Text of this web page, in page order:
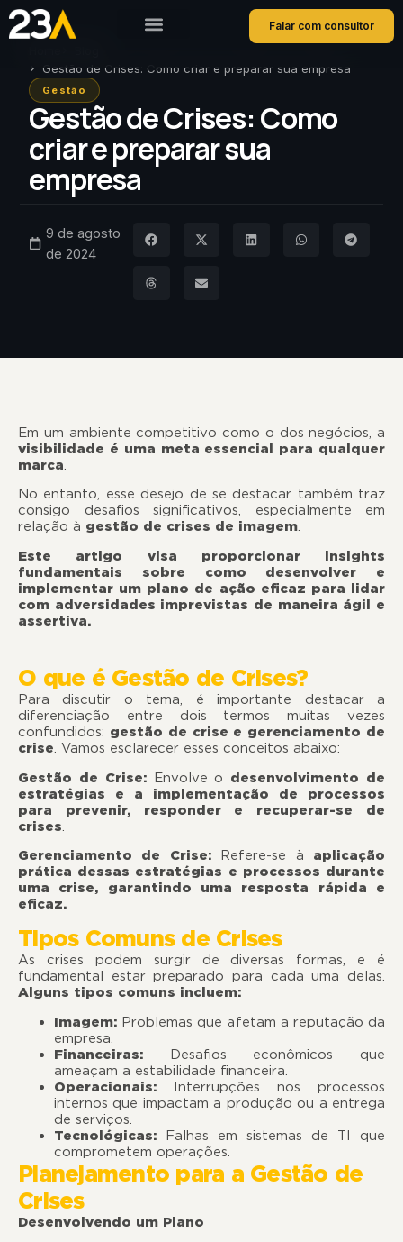
Falar com consultor
Gestão de Crises: Como criar e preparar sua empresa
Gestão
Gestão de Crises: Como
criar e preparar sua
empresa
9 de agosto
de 2024
Em um ambiente competitivo como o dos negócios, a
visibilidade é uma meta essencial para qualquer
marca.
No entanto, esse desejo de se destacar também traz
consigo desafios significativos, especialmente em
relação à gestão de crises de imagem.
Este artigo visa proporcionar insights
fundamentais sobre como desenvolver e
implementar um plano de ação eficaz para lidar
com adversidades imprevistas de maneira ágil e
assertiva.
O que é Gestão de Crises?
Para discutir o tema, é importante destacar a
diferenciação entre dois termos muitas vezes
confundidos: gestão de crise e gerenciamento de
crise. Vamos esclarecer esses conceitos abaixo:
Gestão de Crise:Envolve o desenvolvimento de
estratégias e a implementação de processos
para prevenir, responder e recuperar-se de
crises
Gerenciamento de Crise:Refere-se à aplicação
prática dessas estratégias e processos durante
uma crise, garantindo uma resposta rápida e
eficaz.
Tipos Comuns de Crises
As crises podem surgir de diversas formas, e é
fundamental estar preparado para cada uma delas.
Alguns tipos comuns incluem:
Imagem: Problemas que afetam a reputação da
empresa.
Financeiras: Desafios econômicos que
ameaçam a estabilidade financeira.
Operacionais: Interrupções nos processos
internos que impactam a produção ou a entrega
de serviços.
Tecnológicas: Falhas em sistemas de TI que
comprometem operações.
Planejamento para a Gestão de
Crises
Desenvolvendo um Plano